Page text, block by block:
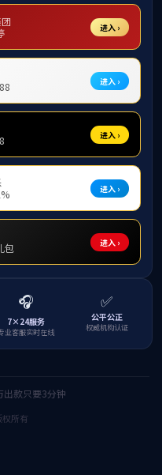
明
生更好了解玉师历史
图书馆开展校史校情教
，研究生新生认真参
，再到如今在教育领
荣誉展区，众多奖项